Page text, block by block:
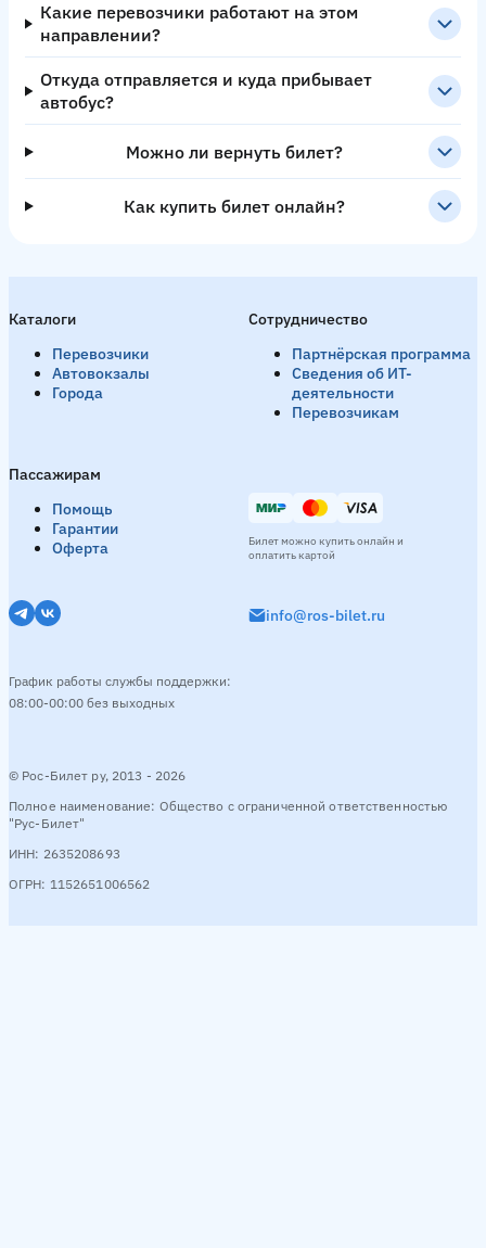
Какие перевозчики работают на этом
направлении?
Откуда отправляется и куда прибывает
автобус?
Можно ли вернуть билет?
Как купить билет онлайн?
Каталоги
Перевозчики
Автовокзалы
Города
Пассажирам
Помощь
Гарантии
Оферта
Сотрудничество
Партнёрская программа
Сведения об ИТ-
деятельности
Перевозчикам
© Рос-Билет ру, 2013 - 2026
Полное наименование: Общество с ограниченной ответственностью
"Рус-Билет"
ИНН: 2635208693
ОГРН: 1152651006562
info@ros-bilet.ru
График работы службы поддержки:
08:00-00:00 без выходных
Билет можно купить онлайн и
оплатить картой